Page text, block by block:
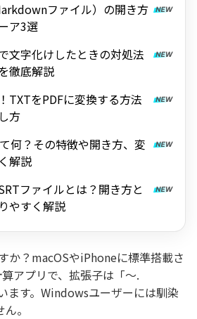
ファイル）の開き方
ア3選
文字化けしたときの対処法
徹底解説
TXTをPDFに変換する方法
方
何？その特徴や開き方、変
解説
ファイルとは？開き方と
やすく解説
か？macOSやiPhoneに標準搭載さ
アプリで、拡張子は「～.
ます。Windowsユーザーには馴染
。